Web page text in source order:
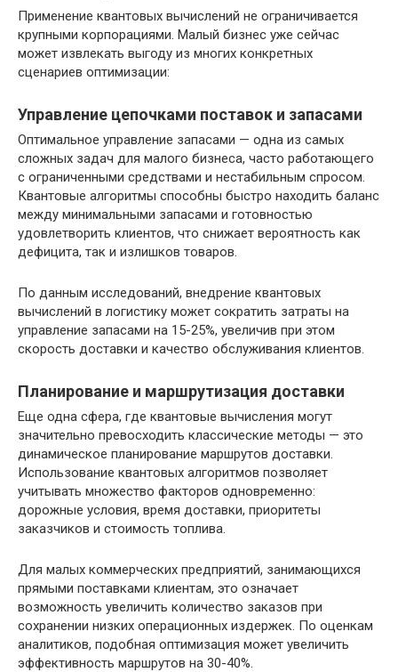
Применение квантовых вычислений не ограничивается
крупными корпорациями. Малый бизнес уже сейчас
может извлекать выгоду из многих конкретных
сценариев оптимизации:
Управление цепочками поставок и запасами
Оптимальное управление запасами — одна из самых
сложных задач для малого бизнеса, часто работающего
с ограниченными средствами и нестабильным спросом.
Квантовые алгоритмы способны быстро находить баланс
между минимальными запасами и готовностью
удовлетворить клиентов, что снижает вероятность как
дефицита, так и излишков товаров.
По данным исследований, внедрение квантовых
вычислений в логистику может сократить затраты на
управление запасами на 15-25%, увеличив при этом
скорость доставки и качество обслуживания клиентов.
Планирование и маршрутизация доставки
Еще одна сфера, где квантовые вычисления могут
значительно превосходить классические методы — это
динамическое планирование маршрутов доставки.
Использование квантовых алгоритмов позволяет
учитывать множество факторов одновременно:
дорожные условия, время доставки, приоритеты
заказчиков и стоимость топлива.
Для малых коммерческих предприятий, занимающихся
прямыми поставками клиентам, это означает
возможность увеличить количество заказов при
сохранении низких операционных издержек. По оценкам
аналитиков, подобная оптимизация может увеличить
эффективность маршрутов на 30-40%.